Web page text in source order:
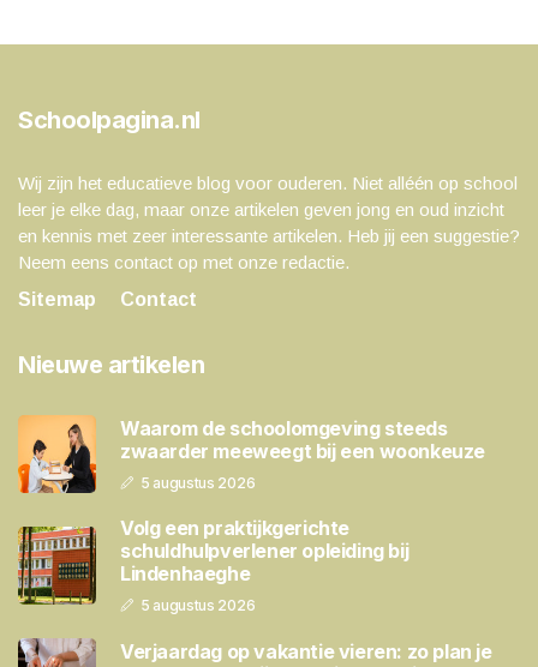
Schoolpagina.nl
Wij zijn het educatieve blog voor ouderen. Niet alléén op school
leer je elke dag, maar onze artikelen geven jong en oud inzicht
en kennis met zeer interessante artikelen. Heb jij een suggestie?
Neem eens contact op met onze redactie.
Sitemap
Contact
Nieuwe artikelen
Waarom de schoolomgeving steeds
zwaarder meeweegt bij een woonkeuze
5 augustus 2026
Volg een praktijkgerichte
schuldhulpverlener opleiding bij
Lindenhaeghe
5 augustus 2026
Verjaardag op vakantie vieren: zo plan je